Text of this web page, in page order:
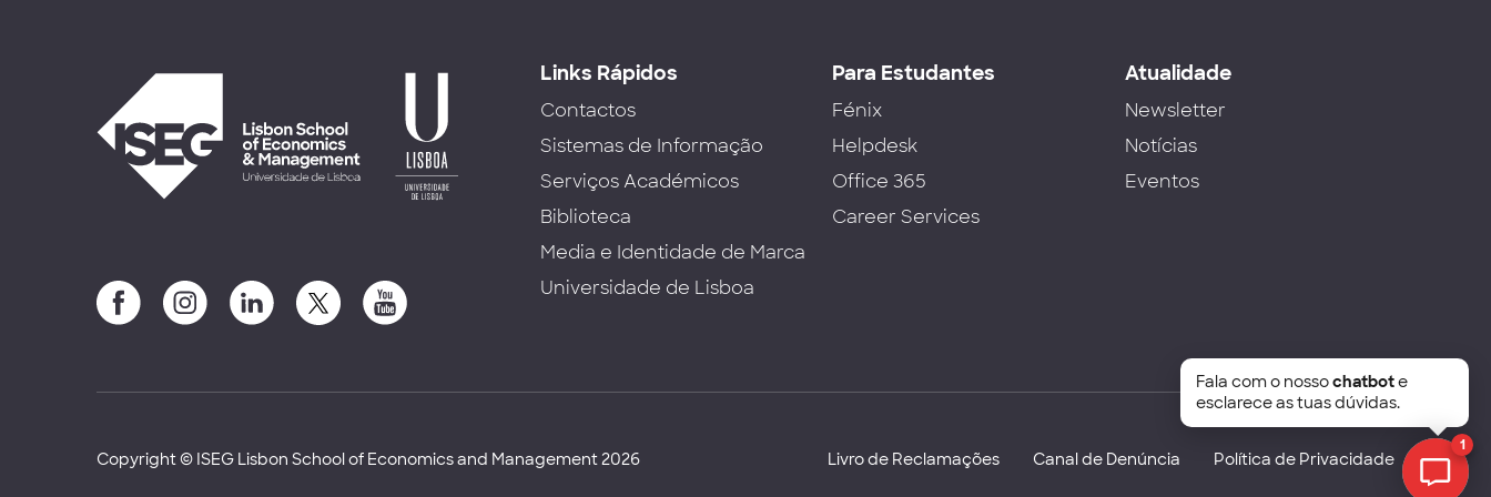
Links Rápidos
Contactos
Sistemas de Informação
Serviços Académicos
Biblioteca
Media e Identidade de Marca
Universidade de Lisboa
Para Estudantes
Fénix
Helpdesk
Office 365
Career Services
Atualidade
Newsletter
Notícias
Eventos
Copyright © ISEG Lisbon School of Economics and Management 2026 Livro de Reclamações Canal de Denúncia Política de Privacidade
1
Fala com o nossochatbote
esclarece as tuas dúvidas.